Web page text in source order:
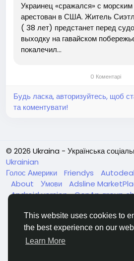
This website uses cookies to
the best experience on our
Learn More
Украинец «сражался» с
арестован в США. Житель
( 38 лет) предстанет перед
выходку на гавайском
покалечил...
0 Коментарі
Будь ласка, авторизуйтесь, щоб
та коментувати!
© 2026 Ukraina - Українська
Ukrainian
Голос Америки
Friendys Autodeal
About
Умови Adsline
Android version GenAp group
Нагодуйте голодних та